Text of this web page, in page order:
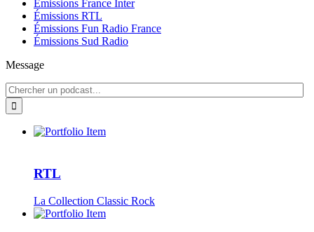
Émissions France Inter
Émissions RTL
Émissions Fun Radio France
Émissions Sud Radio
Message
RTL
La Collection Classic Rock